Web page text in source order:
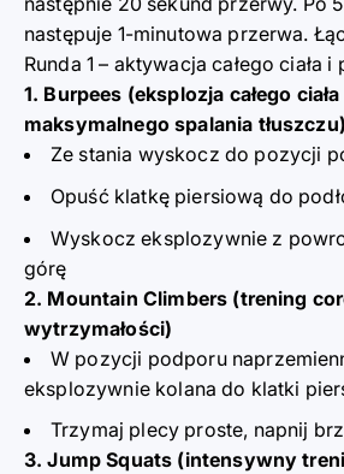
następuje 1-minutowa przerwa.
Runda 1 – aktywacja całego ciała
1. Burpees (eksplozja całego
maksymalnego spalania tłuszczu)
Ze stania wyskocz do pozycji
Opuść klatkę piersiową do
Wyskocz eksplozywnie z
górę
2. Mountain Climbers (trening
wytrzymałości)
W pozycji podporu
eksplozywnie kolana do klatki
Trzymaj plecy proste, napnij
3. Jump Squats (intensywny